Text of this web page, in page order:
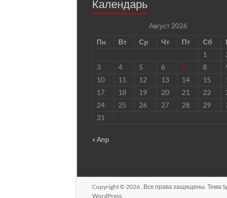
Календарь
Август 2026
Пн
Вт Ср Чт Пт Сб
1
3
4 5 6 7 8
10
11 12 13 14 15
17
18 19 20 21 22
24
25 26 27 28 29
31
« Апр
Copyright © 2026 . Все права защищены. Тема
WordPress